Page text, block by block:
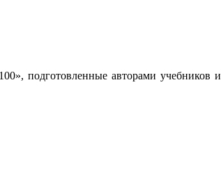
подготовленные авторами учебников